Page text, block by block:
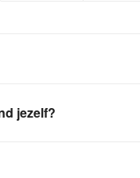
jezelf?